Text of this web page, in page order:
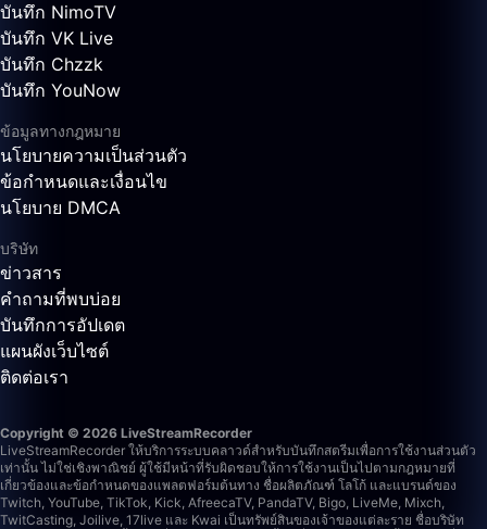
บันทึก NimoTV
บันทึก VK Live
บันทึก Chzzk
บันทึก YouNow
ข้อมูลทางกฎหมาย
นโยบายความเป็นส่วนตัว
ข้อกำหนดและเงื่อนไข
นโยบาย DMCA
บริษัท
ข่าวสาร
คำถามที่พบบ่อย
บันทึกการอัปเดต
แผนผังเว็บไซต์
ติดต่อเรา
Copyright © 2026 LiveStreamRecorder
LiveStreamRecorder ให้บริการระบบคลาวด์สำหรับบันทึกสตรีมเพื่อการใช้งานส่วนตัว
เท่านั้น ไม่ใช่เชิงพาณิชย์ ผู้ใช้มีหน้าที่รับผิดชอบให้การใช้งานเป็นไปตามกฎหมายที่
เกี่ยวข้องและข้อกำหนดของแพลตฟอร์มต้นทาง ชื่อผลิตภัณฑ์ โลโก้ และแบรนด์ของ
Twitch, YouTube, TikTok, Kick, AfreecaTV, PandaTV, Bigo, LiveMe, Mixch,
TwitCasting, Joilive, 17live และ Kwai เป็นทรัพย์สินของเจ้าของแต่ละราย ชื่อบริษัท